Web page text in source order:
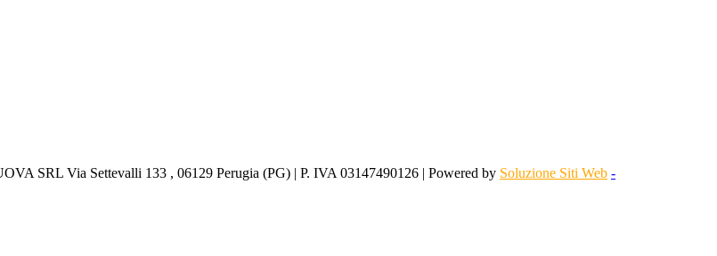
SRL Via Settevalli 133 , 06129 Perugia (PG) | P. IVA 03147490126 | Powered by Soluzione Siti Web -